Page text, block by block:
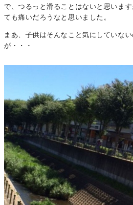
で、つるっと滑ることはないと思いま
ても痛いだろうなと思いました。
まあ、子供はそんなこと気にしていな
が・・・